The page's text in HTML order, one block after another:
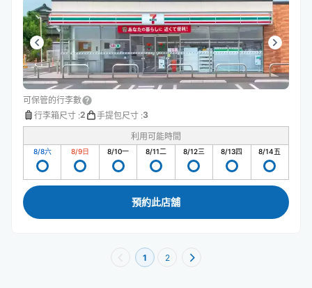
可保管的行李數
行李箱尺寸 :2 手提包尺寸 :3
利用可能時間
8/8六 8/9日 8/10一 8/11二 8/12三 8/13四 8/14五
預約此店舖
1 2